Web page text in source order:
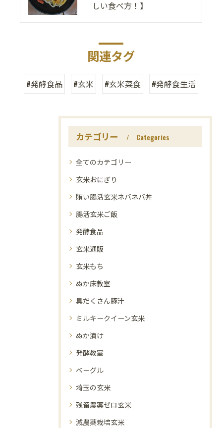
しい食べ方！】
関連タグ
#発酵食品 #玄米 #玄米菜食 #発酵食生活
カテゴリー Categories
全てのカテゴリー
玄米おにぎり
賄い腸活玄米ネバネバ丼
腸活玄米ご飯
発酵食品
玄米通販
玄米もち
ぬか床教室
具だくさん豚汁
ミルキークイーン玄米
ぬか漬け
発酵教室
ベーグル
埼玉の玄米
残留農薬ゼロ玄米
減農薬栽培玄米